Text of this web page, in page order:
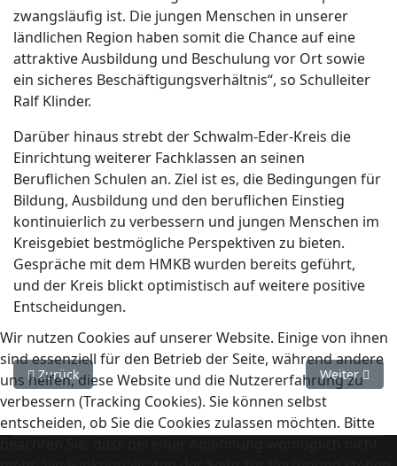
zwangsläufig ist. Die jungen Menschen in unserer
ländlichen Region haben somit die Chance auf eine
attraktive Ausbildung und Beschulung vor Ort sowie
ein sicheres Beschäftigungsverhältnis“, so Schulleiter
Ralf Klinder.
Darüber hinaus strebt der Schwalm-Eder-Kreis die
Einrichtung weiterer Fachklassen an seinen
Beruflichen Schulen an. Ziel ist es, die Bedingungen für
Bildung, Ausbildung und den beruflichen Einstieg
kontinuierlich zu verbessern und jungen Menschen im
Kreisgebiet bestmögliche Perspektiven zu bieten.
Gespräche mit dem HMKB wurden bereits geführt,
und der Kreis blickt optimistisch auf weitere positive
Entscheidungen.
Vorheriger Beitrag: Projekt: Drogenmissbrauch und seine
Zurück Nächster
Weiter
Wir nutzen Cookies auf unserer Website. Einige von ihnen
sind essenziell für den Betrieb der Seite, während andere
uns helfen, diese Website und die Nutzererfahrung zu
verbessern (Tracking Cookies). Sie können selbst
entscheiden, ob Sie die Cookies zulassen möchten. Bitte